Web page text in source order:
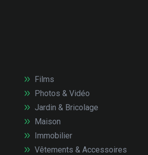
Films
Photos & Vidéo
Jardin & Bricolage
Maison
Immobilier
Vêtements & Accessoires